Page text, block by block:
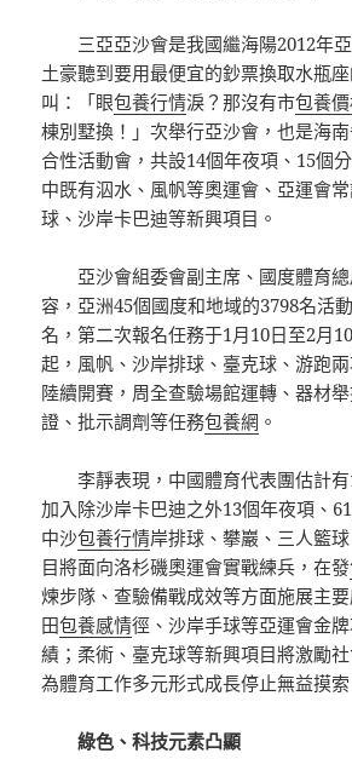
三亞亞沙會是我國繼海陽2012年
土豪聽到要用最便宜的鈔票換取水瓶
叫：「眼包養行情淚？那沒有市包養
棟別墅換！」次舉行亞沙會，也是海
合性活動會，共設14個年夜項、15個
中既有泅水、風帆等奧運會、亞運會
球、沙岸卡巴迪等新興項目。
亞沙會組委會副主席、國度體育
容，亞洲45個國度和地域的3798名活
名，第二次報名任務于1月10日至2月
起，風帆、沙岸排球、臺克球、游跑
陸續開賽，周全查驗場館運轉、器材
證、批示調劑等任務包養網 。
李靜表現，中國體育代表團估計
加入除沙岸卡巴迪之外13個年夜項、
中沙包養行情岸排球、攀巖、三人籃
目將面向洛杉磯奧運會實戰練兵，在發
煉步隊、查驗備戰成效等方面施展主
田包養感情徑、沙岸手球等亞運會金
績；柔術、臺克球等新興項目將激勵
為體育工作多元形式成長停止無益摸索
綠色、科技元素凸顯